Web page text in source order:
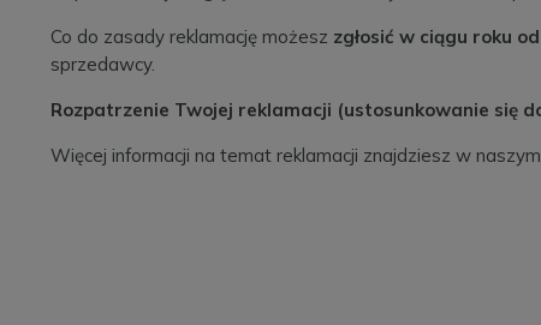
Co do zasady reklamację możesz zgłosić w ciągu roku
sprzedawcy.
Rozpatrzenie Twojej reklamacji (ustosunkowanie się
Więcej informacji na temat reklamacji znajdziesz w naszym